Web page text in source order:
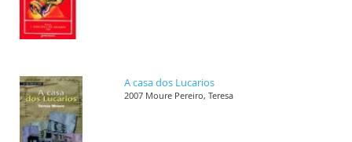
A casa dos Lucarios
2007 Moure Pereiro, Teresa